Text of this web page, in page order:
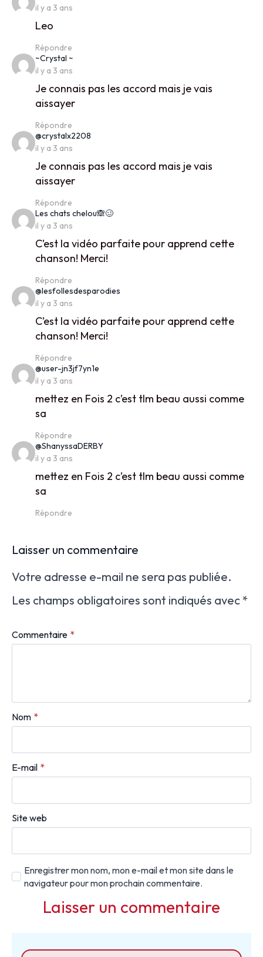
il y a 3 ans
Leo
Répondre
~Crystal ~
il y a 3 ans
Je connais pas les accord mais je vais
aissayer
Répondre
@crystalx2208
il y a 3 ans
Je connais pas les accord mais je vais
aissayer
Répondre
Les chats chelou🙈🥴says:
il y a 3 ans
C’est la vidéo parfaite pour apprend cette
chanson! Merci!
Répondre
@lesfollesdesparodies
il y a 3 ans
C’est la vidéo parfaite pour apprend cette
chanson! Merci!
Répondre
@user-jn3jf7yn1e
il y a 3 ans
mettez en Fois 2 c’est tlm beau aussi comme
sa
Répondre
@ShanyssaDERBYsays:
il y a 3 ans
mettez en Fois 2 c’est tlm beau aussi comme
sa
Répondre
Laisser un commentaire
Votre adresse e-mail ne sera pas publiée.
Les champs obligatoires sont indiqués avec*
Commentaire *
Nom *
E-mail *
Site web
Enregistrer mon nom, mon e-mail et mon site dans le
navigateur pour mon prochain commentaire.